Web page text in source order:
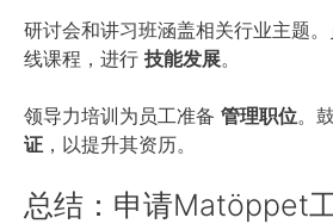
研讨会和讲习班涵盖相关行业主题
线课程，进行 技能发展。
领导力培训为员工准备 管理职位。
证 ，以提升其资历。
总结：申请Matöppet